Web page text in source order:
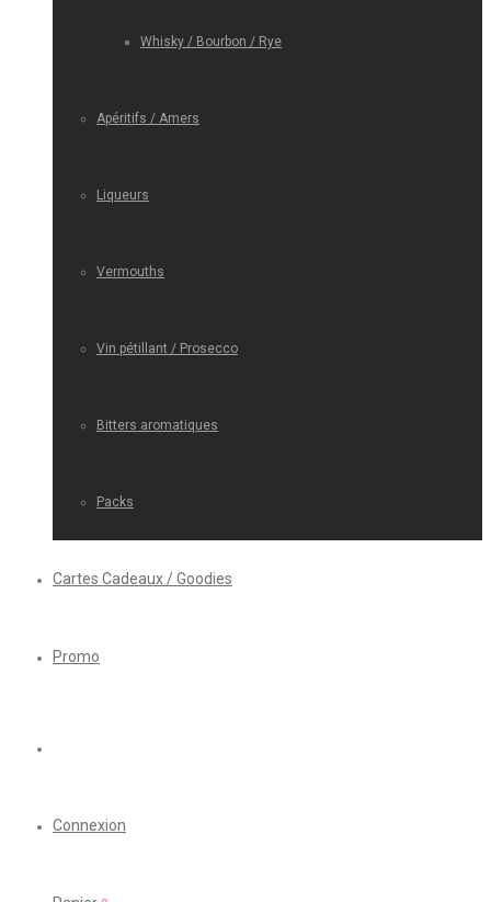
Whisky / Bourbon / Rye
Apéritifs / Amers
Liqueurs
Vermouths
Vin pétillant / Prosecco
Bitters aromatiques
Packs
Cartes Cadeaux / Goodies
Promo
Connexion